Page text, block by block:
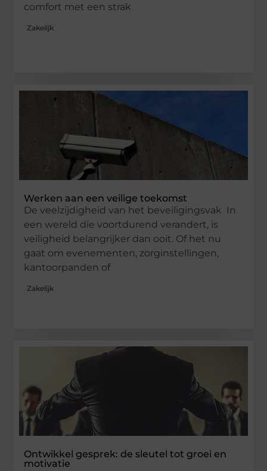
comfort met een strak
Zakelijk
Werken aan een veilige toekomst
De veelzijdigheid van het beveiligingsvak In
een wereld die voortdurend verandert, is
veiligheid belangrijker dan ooit. Of het nu
gaat om evenementen, zorginstellingen,
kantoorpanden of
Zakelijk
Ontwikkel gesprek: de sleutel tot groei en
motivatie